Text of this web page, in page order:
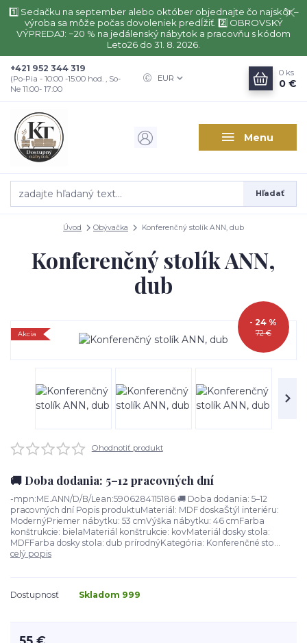
1️⃣ Sedačku na september alebo október objednajte čo najskôr –
výroba sa môže počas dovoleniek predĺžiť. 2️⃣ OBROVSKÝ
VÝPREDAJ: −20 % na jedálenský nábytok a pracovňu s kódom
Leto26 do 31. 8. 2026.
Menu
EUR
Hľadať
+421 952 344 319
(Po-Pia - 10:00 -15:00 hod. , So-
Ne 11:00- 17:00
0 ks
0 €
Úvod Obývačka Konferenčný stolík ANN, dub
Konferenčný stolík ANN,
dub
Akcia 72 €
- 24 %
Ohodnotiť produkt
🚚 Doba dodania: 5–12 pracovných dní
-mpn:ME.ANN/D/B/Lean:5906284115186 🚚 Doba dodania: 5–12
pracovných dní Popis produktuMateriál: MDF doskaŠtýl interiéru:
ModernýPriemer nábytku: 53 cmVýška nábytku: 46 cmFarba
konštrukcie: bielaMateriál konštrukcie: kovMateriál dosky stola:
MDFFarba dosky stola: dub prírodnýKategória: Konferenčné sto...
celý popis
Dostupnosť Skladom 999